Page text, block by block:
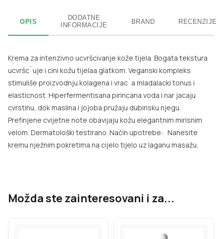
OPIS
DODATNE
INFORMACIJE
BRAND RECENZIJE
Krema za intenzivno ucvršcivanje kože tijela. Bogata tekstura
ucvršc´uje i cini kožu tijelaa glatkom. Veganski kompleks
stimuliše proizvodnju kolagena i vrac´a mladalacki tonus i
elasticnost. Hiperfermentisana pirincana voda i nar jacaju
cvrstinu, dok maslina i jojoba pružaju dubinsku njegu.
Prefinjene cvijetne note obavijaju kožu elegantnim mirisnim
velom. Dermatološki testirano. Način upotrebe: Nanesite
kremu nježnim pokretima na cijelo tijelo uz laganu masažu.
Možda ste zainteresovani i za...